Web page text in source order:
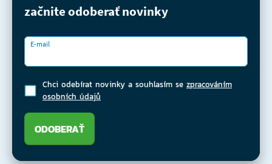
začnite odoberať novinky
E-mail
Chci odebírat novinky a souhlasím se zpracováním
osobních údajů
ODOBERAŤ